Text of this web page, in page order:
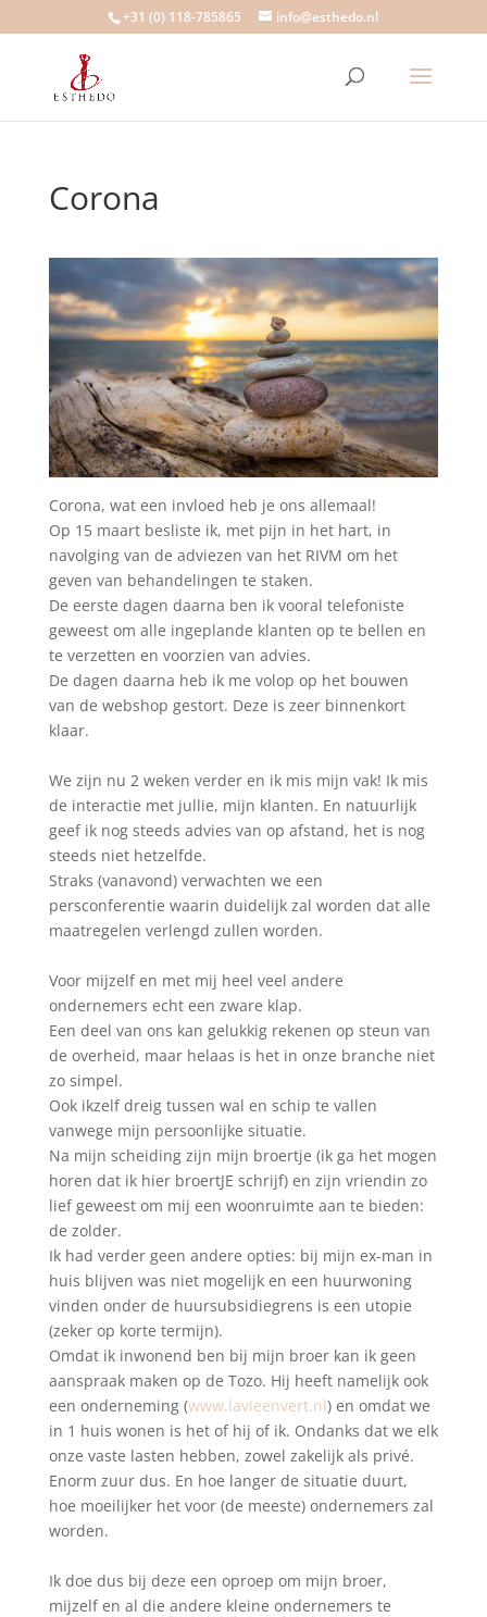
+31 (0) 118-785865 info@esthedo.nl
Corona
Corona, wat een invloed heb je ons allemaal!
Op 15 maart besliste ik, met pijn in het hart, in
navolging van de adviezen van het RIVM om het
geven van behandelingen te staken.
De eerste dagen daarna ben ik vooral telefoniste
geweest om alle ingeplande klanten op te bellen en
te verzetten en voorzien van advies.
De dagen daarna heb ik me volop op het bouwen
van de webshop gestort. Deze is zeer binnenkort
klaar.
We zijn nu 2 weken verder en ik mis mijn vak! Ik mis
de interactie met jullie, mijn klanten. En natuurlijk
geef ik nog steeds advies van op afstand, het is nog
steeds niet hetzelfde.
Straks (vanavond) verwachten we een
persconferentie waarin duidelijk zal worden dat alle
maatregelen verlengd zullen worden.
Voor mijzelf en met mij heel veel andere
ondernemers echt een zware klap.
Een deel van ons kan gelukkig rekenen op steun van
de overheid, maar helaas is het in onze branche niet
zo simpel.
Ook ikzelf dreig tussen wal en schip te vallen
vanwege mijn persoonlijke situatie.
Na mijn scheiding zijn mijn broertje (ik ga het mogen
horen dat ik hier broertJE schrijf) en zijn vriendin zo
lief geweest om mij een woonruimte aan te bieden:
de zolder.
Ik had verder geen andere opties: bij mijn ex-man in
huis blijven was niet mogelijk en een huurwoning
vinden onder de huursubsidiegrens is een utopie
(zeker op korte termijn).
Omdat ik inwonend ben bij mijn broer kan ik geen
aanspraak maken op de Tozo. Hij heeft namelijk ook
een onderneming (www.lavieenvert.nl) en omdat we
in 1 huis wonen is het of hij of ik. Ondanks dat we elk
onze vaste lasten hebben, zowel zakelijk als privé.
Enorm zuur dus. En hoe langer de situatie duurt,
hoe moeilijker het voor (de meeste) ondernemers zal
worden.
Ik doe dus bij deze een oproep om mijn broer,
mijzelf en al die andere kleine ondernemers te